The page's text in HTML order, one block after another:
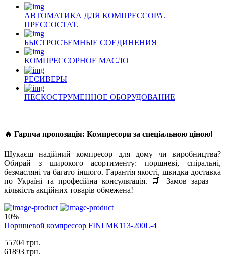
АВТОМАТИКА ДЛЯ КОМПРЕССОРА.
ПРЕССОСТАТ.
БЫСТРОСЪЕМНЫЕ СОЕДИНЕНИЯ
КОМПРЕССОРНОЕ МАСЛО
РЕСИВЕРЫ
ПЕСКОСТРУМЕННОЕ ОБОРУДОВАНИЕ
🔥 Гаряча пропозиція: Компресори за спеціальною ціною!
Шукаєш надійний компресор для дому чи виробництва?
Обирай з широкого асортименту: поршневі, спіральні,
безмасляні та багато іншого. Гарантія якості, швидка доставка
по Україні та професійна консультація. 🛒 Замов зараз —
кількість акційних товарів обмежена!
10%
Поршневой компрессор FINI MK113-200L-4
55704 грн.
61893 грн.